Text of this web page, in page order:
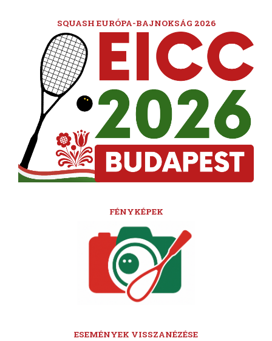
SQUASH EURÓPA-BAJNOKSÁG 2026
FÉNYKÉPEK
ESEMÉNYEK VISSZANÉZÉSE